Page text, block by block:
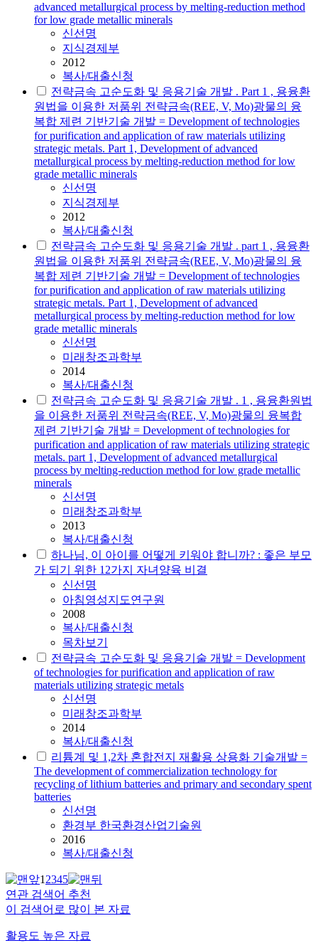
advanced metallurgical process by melting-reduction method
for low grade metallic minerals
신선명
지식경제부
2012
복사/대출신청
전략금속 고순도화 및 응용기술 개발 . Part 1 , 용융환
원법을 이용한 저품위 전략금속(REE, V, Mo)광물의 융
복합 제련 기반기술 개발 = Development of technologies
for purification and application of raw materials utilizing
strategic metals. Part 1, Development of advanced
metallurgical process by melting-reduction method for low
grade metallic minerals
신선명
지식경제부
2012
복사/대출신청
전략금속 고순도화 및 응용기술 개발 . part 1 , 용융환
원법을 이용한 저품위 전략금속(REE, V, Mo)광물의 융
복합 제련 기반기술 개발 = Development of technologies
for purification and application of raw materials utilizing
strategic metals. Part 1, Development of advanced
metallurgical process by melting-reduction method for low
grade metallic minerals
신선명
미래창조과학부
2014
복사/대출신청
전략금속 고순도화 및 응용기술 개발 . 1 , 용융환원법
을 이용한 저품위 전략금속(REE, V, Mo)광물의 융복합
제련 기반기술 개발 = Development of technologies for
purification and application of raw materials utilizing strategic
metals. part 1, Development of advanced metallurgical
process by melting-reduction method for low grade metallic
minerals
신선명
미래창조과학부
2013
복사/대출신청
하나님, 이 아이를 어떻게 키워야 합니까? : 좋은 부모
가 되기 위한 12가지 자녀양육 비결
신선명
아침영성지도연구원
2008
복사/대출신청
목차보기
전략금속 고순도화 및 응용기술 개발 = Development
of technologies for purification and application of raw
materials utilizing strategic metals
신선명
미래창조과학부
2014
복사/대출신청
리튬계 및 1,2차 혼합전지 재활용 상용화 기술개발 =
The development of commercialization technology for
recycling of lithium batteries and primary and secondary spent
batteries
신선명
환경부 한국환경산업기술원
2016
복사/대출신청
12345
연관 검색어 추천
이 검색어로 많이 본 자료
활용도 높은 자료